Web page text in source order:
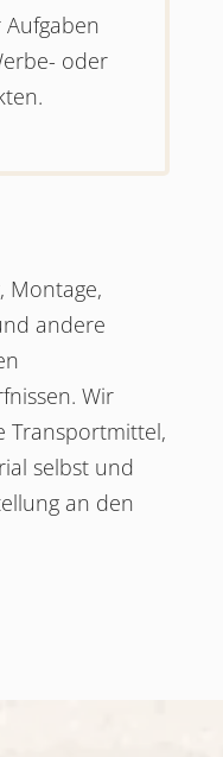
oder
Montage,
andere
Wir
Transportmittel,
selbst und
an den